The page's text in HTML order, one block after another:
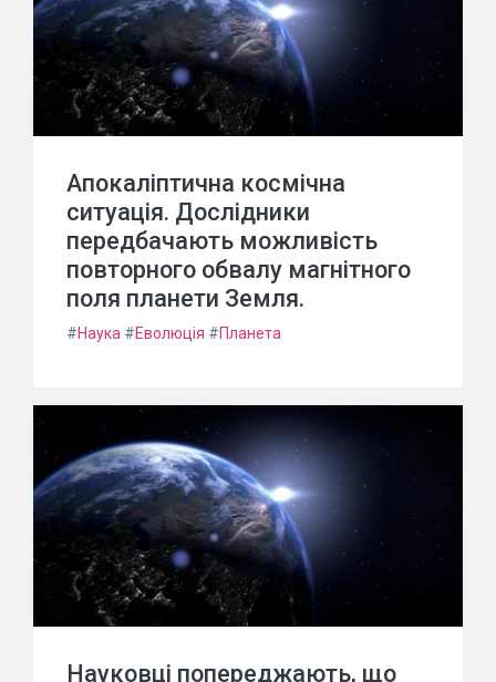
Апокаліптична космічна
ситуація. Дослідники
передбачають можливість
повторного обвалу магнітного
поля планети Земля.
#Наука #Еволюція #Планета
Науковці попереджають, що